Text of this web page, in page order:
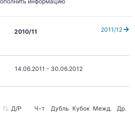
2011/12
2010/11
14.06.2011 - 30.06.2012
Д/Р Ч-т Дубль Кубок Межд.
Др.